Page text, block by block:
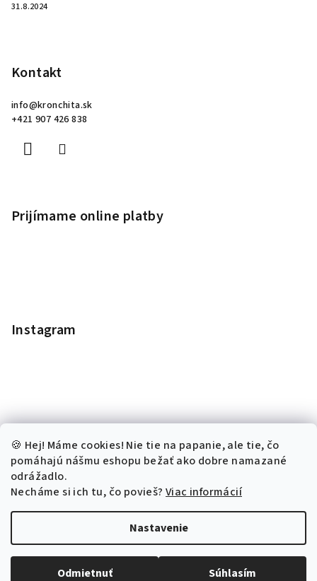
🍪 Hej! Máme cookies! Nie tie na papanie, ale tie, čo
pomáhajú nášmu eshopu bežať ako dobre namazané
odrážadlo.
Necháme si ich tu, čo povieš? Viac informácií
Nastavenie
Odmietnuť Súhlasím
31.8.2024
Kontakt
info@kronchita.sk
+421 907 426 838
Prijímame online platby
Instagram
Sledovať na Instagrame
Kronchita.sk